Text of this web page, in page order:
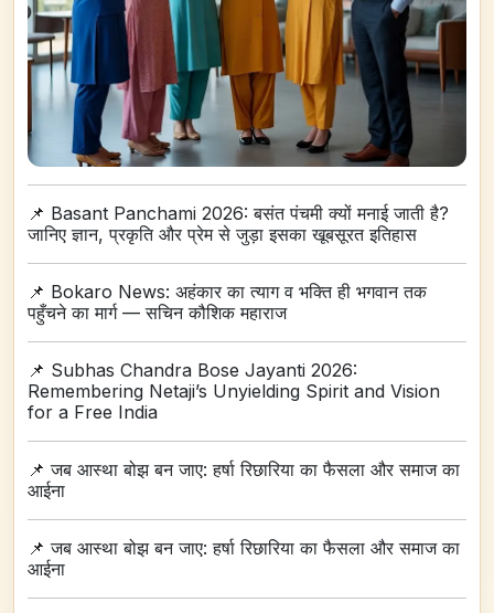
📌 Basant Panchami 2026: बसंत पंचमी क्यों मनाई जाती है?
जानिए ज्ञान, प्रकृति और प्रेम से जुड़ा इसका खूबसूरत इतिहास
📌 Bokaro News: अहंकार का त्याग व भक्ति ही भगवान तक
पहुँचने का मार्ग — सचिन कौशिक महाराज
📌 Subhas Chandra Bose Jayanti 2026:
Remembering Netaji’s Unyielding Spirit and Vision
for a Free India
📌जब आस्था बोझ बन जाए: हर्षा रिछारिया का फैसला और समाज का
आईना
📌जब आस्था बोझ बन जाए: हर्षा रिछारिया का फैसला और समाज का
आईना